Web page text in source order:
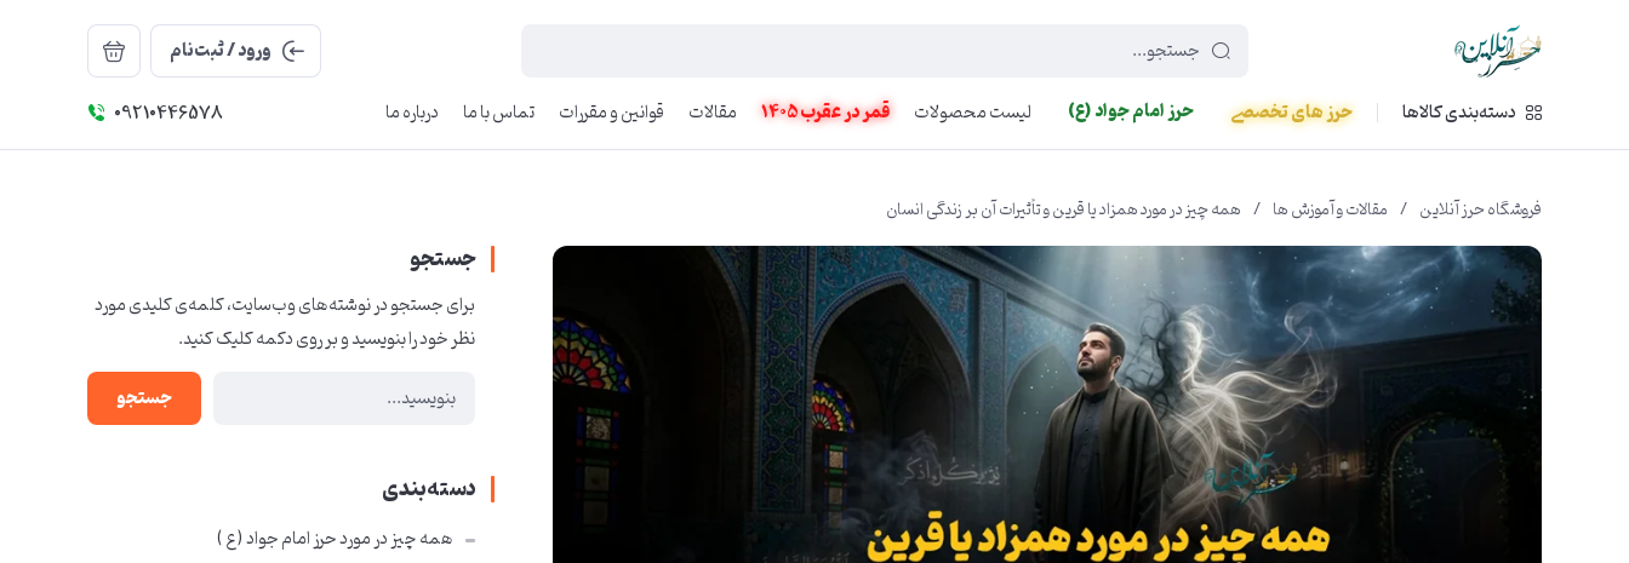
449f43cf-3da2-4422-bb12-2566cb5b8b05
ورود / ثبت‌نام
دسته‌بندی کالاها
حرز های تخصصی حرز امام جواد (ع) لیست محصولات قمر در عقرب 1405 مقالات قوانین و مقررات تماس با ما درباره ما 09210446578
فروشگاه حرز آنلاین / مقالات و آموزش ها / همه چیز در مورد همزاد یا قرین و تأثیرات آن بر زندگی انسان
جستجو
برای جستجو در نوشته‌های وب‌سایت، کلمه‌ی کلیدی مورد
نظر خود را بنویسید و بر روی دکمه کلیک کنید.
جستجو
دسته‌بندی
همه چیز در مورد حرز امام جواد ( ع )